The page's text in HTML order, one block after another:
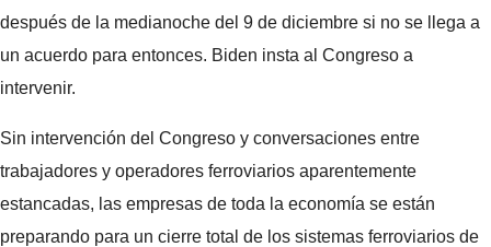
después de la medianoche del 9 de diciembre si no se llega a
un acuerdo para entonces. Biden insta al Congreso a
intervenir.
Sin intervención del Congreso y conversaciones entre
trabajadores y operadores ferroviarios aparentemente
estancadas, las empresas de toda la economía se están
preparando para un cierre total de los sistemas ferroviarios de